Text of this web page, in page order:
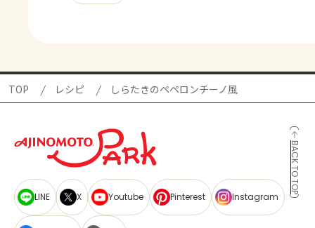
TOP レシピ しらたきのペペロンチーノ風
BACK TO TOP
LINE X Youtube Pinterest Instagram